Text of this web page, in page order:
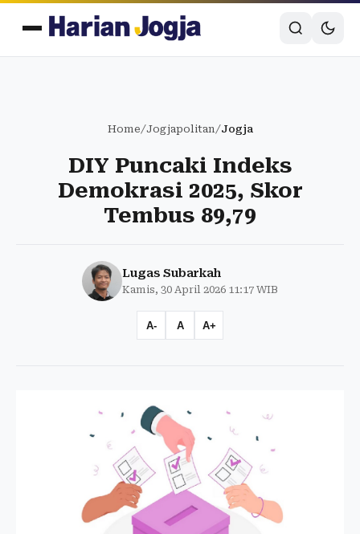
Home/Jogjapolitan/Jogja
DIY Puncaki Indeks
Demokrasi 2025, Skor
Tembus 89,79
Lugas Subarkah
Kamis, 30 April 2026 11:17 WIB
A- A A+